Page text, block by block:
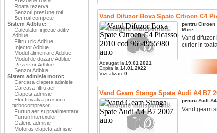
Roata rezerva
Senzori presiune roti
Set roti complete
Sistem Adblue:
Calculator injectie aditiv
Adblue
Filtru uric Adblue
Injector Adblue
Modul alimentare Adblue
Modul de dozare Adblue
Rezervor Adblue
Senzor Adblue
Sistem admisie motor:
Carcasa clapeta admisie
Carcasa filtru aer
Clapeta admisie
Electrovalva presiune
turbocompresor
Furtun aer supraalimentare
Furtun intercooler
Galerie admisie
Motoras clapeta admisie
Vand Difuzor Boxa Spate Citroen C4
Adaugat la 19.01.2021
Expira la 14.01.2022
Vizualizari: 0
pentru Citroen
Mare
Vand difuzor
curier in
Vand Geam Stanga Spate Audi A4 B7
pentru Audi A4
Vand geam